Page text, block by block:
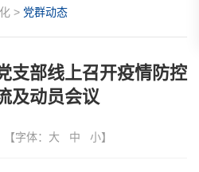
> 党群动态
支部线上召开疫情防控
及动员会议
【字体： 大 中 小】